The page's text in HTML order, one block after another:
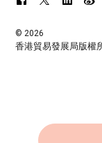
© 2026
香港貿易發展局版權